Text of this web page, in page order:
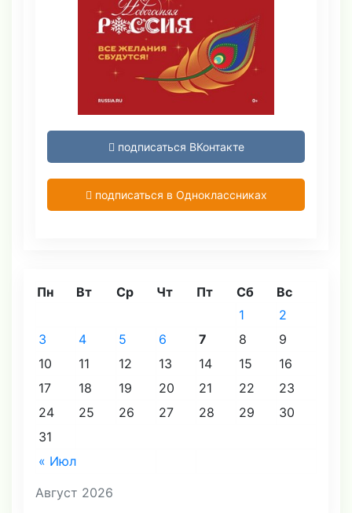
подписаться ВКонтакте
подписаться в Одноклассниках
Август 2026
Пн Вт Ср Чт Пт Сб Вс
« Июл
1
2
3
4 5 6 7 8
9
10
11 12 13 14 15
16
17
18 19 20 21 22
23
24
25 26 27 28 29
30
31